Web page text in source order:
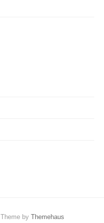
Theme by Themehaus